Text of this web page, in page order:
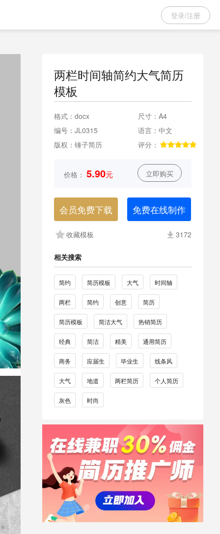
登录/注册
两栏时间轴简约大气简历
模板
格式： docx 尺寸： A4
编号： JL0315 语言： 中文
版权： 锤子简历 评分：
价格： 5.90元 立即购买
会员免费下载 免费在线制作
收藏模板 3172
相关搜索
简约 简历模板 大气 时间轴
两栏 简约 创意 简历
简历模板 简洁大气 热销简历
经典 简洁 精美 通用简历
商务 应届生 毕业生 线条风
大气 地道 两栏简历 个人简历
灰色 时尚